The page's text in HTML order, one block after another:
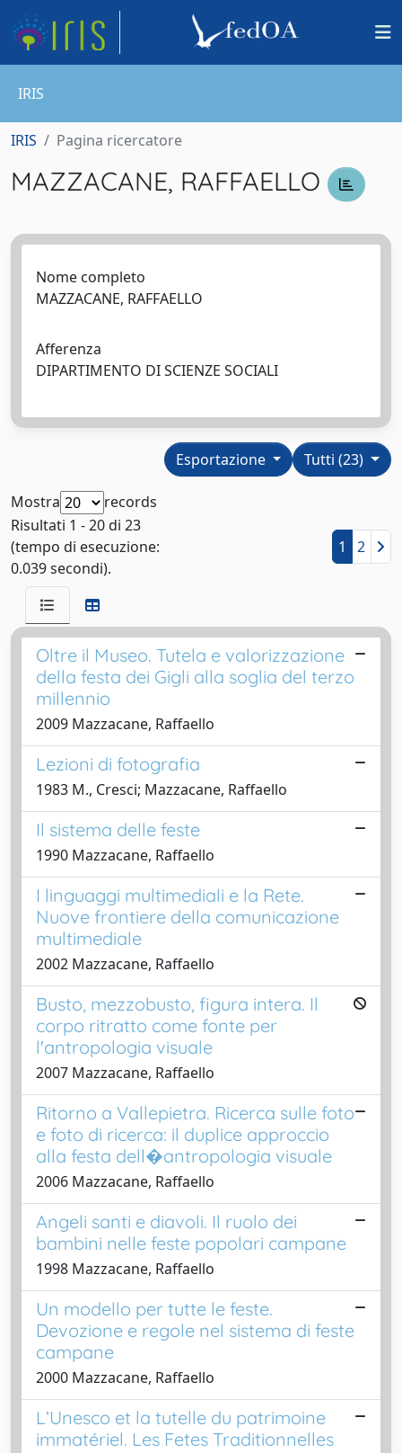
IRIS
IRIS Pagina ricercatore
MAZZACANE, RAFFAELLO
Nome completo
MAZZACANE, RAFFAELLO
Afferenza
DIPARTIMENTO DI SCIENZE SOCIALI
Tutti (23)
Esportazione
Mostra
records
Risultati 1 - 20 di 23
(tempo di esecuzione:
0.039 secondi).
1 2
Oltre il Museo. Tutela e valorizzazione
della festa dei Gigli alla soglia del terzo
millennio
2009 Mazzacane, Raffaello
Lezioni di fotografia
1983 M., Cresci; Mazzacane, Raffaello
Il sistema delle feste
1990 Mazzacane, Raffaello
I linguaggi multimediali e la Rete.
Nuove frontiere della comunicazione
multimediale
2002 Mazzacane, Raffaello
Busto, mezzobusto, figura intera. Il
corpo ritratto come fonte per
l'antropologia visuale
2007 Mazzacane, Raffaello
Ritorno a Vallepietra. Ricerca sulle foto
e foto di ricerca: il duplice approccio
alla festa dell�antropologia visuale
2006 Mazzacane, Raffaello
Angeli santi e diavoli. Il ruolo dei
bambini nelle feste popolari campane
1998 Mazzacane, Raffaello
Un modello per tutte le feste.
Devozione e regole nel sistema di feste
campane
2000 Mazzacane, Raffaello
L’Unesco et la tutelle du patrimoine
immatériel. Les Fetes Traditionnelles